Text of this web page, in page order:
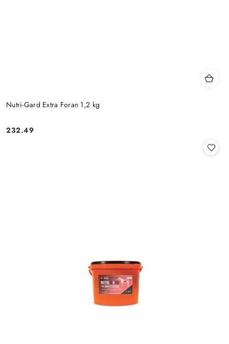
Nutri-Gard Extra Foran 1,2 kg
Cena:
232.49